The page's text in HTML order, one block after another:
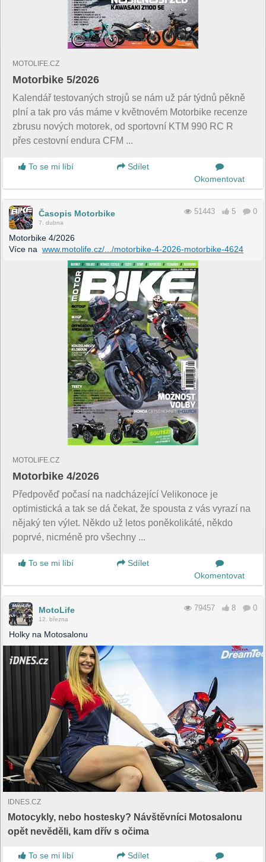
MOTOLIFE.CZ
Motorbike 5/2026
Kalendář testovaných strojů se nám už pár týdnů pěkně
plní a tak pro vás máme v květnovém Motorbike recenze
zbrusu nových motorek, od sportovní KTM 990 RC R
přes cestovní endura CFM ...
To se mi líbí
Sdílet
Okomentovat
Časopis Motorbike
7. dubna
51443 5 0
Motorbike 4/2026
Více na www.motolife.cz/.../motorbike-4-2026-motorbike-4624
MOTOLIFE.CZ
Motorbike 4/2026
Předpověď počasí na nadcházející Velikonoce je
optimistická a tak se dá čekat, že spousta z vás vyrazí na
nějaký ten výlet. Někdo už letos poněkolikáté, někdo
poprvé, nicméně pro všechny ...
To se mi líbí
Sdílet
Okomentovat
MotoLife
12. března
79457 8 0
Holky na Motosalonu
IDNES.CZ
Motocykly, nebo hostesky? Návštěvníci Motosalonu
opět nevěděli, kam dřív s očima
To se mi líbí
Sdílet